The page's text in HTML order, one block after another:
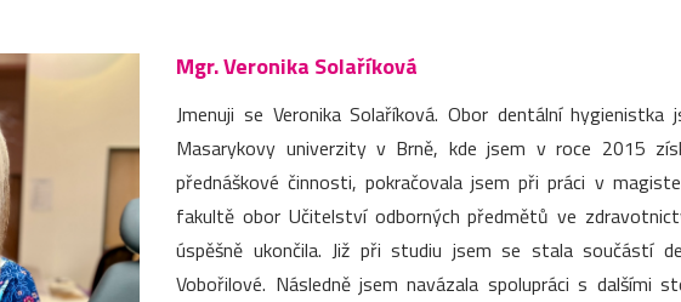
Mgr. Veronika Solaříková
Jmenuji se Veronika Solaříková. Obor dentální
Masarykovy univerzity v Brně, kde jsem v roce 2015
přednáškové činnosti, pokračovala jsem při práci v
fakultě obor Učitelství odborných předmětů ve
úspěšně ukončila. Již při studiu jsem se stala součástí
Vobořilové. Následně jsem navázala spolupráci s dalšími